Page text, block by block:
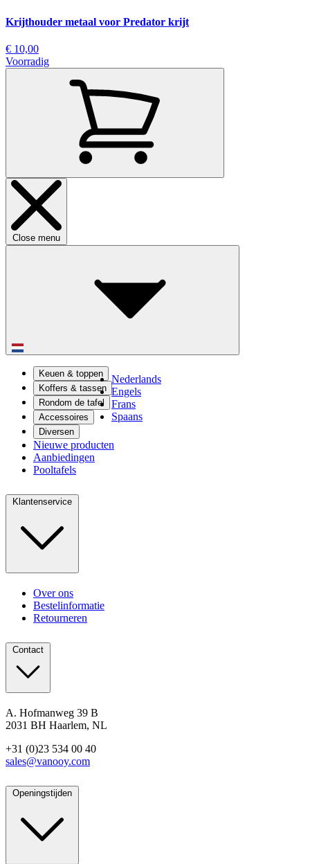
Krijthouder metaal voor Predator krijt
€ 10,00
Voorradig
Close menu
Nederlands
Engels
Frans
Spaans
Keuen & toppen
Koffers & tassen
Rondom de tafel
Accessoires
Diversen
Nieuwe producten
Aanbiedingen
Pooltafels
Klantenservice
Over ons
Bestelinformatie
Retourneren
Contact
A. Hofmanweg 39 B
2031 BH Haarlem, NL
+31 (0)23 534 00 40
sales@vanooy.com
Openingstijden